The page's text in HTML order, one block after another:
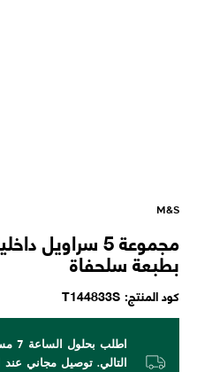
M&S
مجموعة 5 سراويل
بطبعة سلحفاة
كود المنتج T144833S